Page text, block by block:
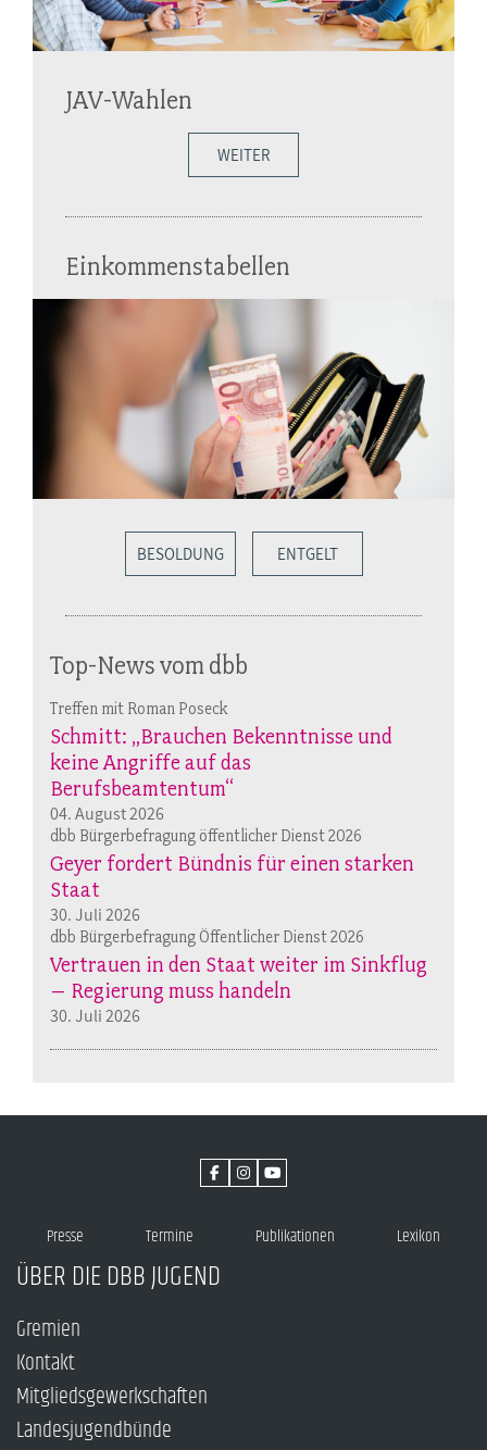
JAV-Wahlen
WEITER
Einkommenstabellen
BESOLDUNG ENTGELT
Top-News vom dbb
Treffen mit Roman Poseck
Schmitt: „Brauchen Bekenntnisse und
keine Angriffe auf das
Berufsbeamtentum“
04. August 2026
dbb Bürgerbefragung öffentlicher Dienst 2026
Geyer fordert Bündnis für einen starken
Staat
30. Juli 2026
dbb Bürgerbefragung Öffentlicher Dienst 2026
Vertrauen in den Staat weiter im Sinkflug
– Regierung muss handeln
30. Juli 2026
Presse Termine Publikationen Lexikon
ÜBER DIE DBB JUGEND
Gremien
Kontakt
Mitgliedsgewerkschaften
Landesjugendbünde